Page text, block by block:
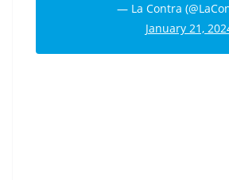
— La Contra
January 21,